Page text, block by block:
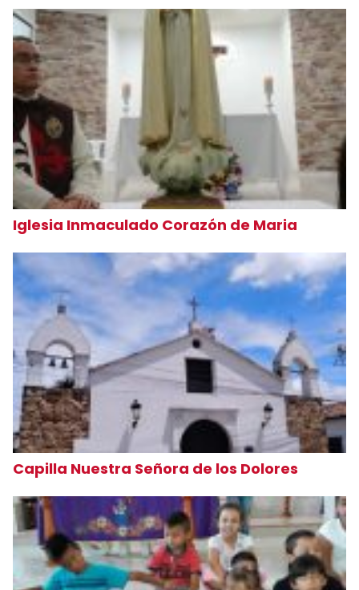
Iglesia Inmaculado Corazón de Maria
Capilla Nuestra Señora de los Dolores